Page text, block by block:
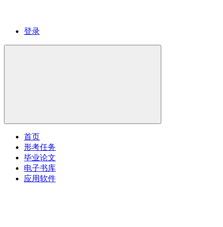
登录
首页
形考任务
毕业论文
电子书库
应用软件